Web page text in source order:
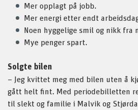
Mer opplagt på jobb.
Mer energi etter endt
Noen hyggelige smil og nikk fra
Mye penger spart.
Solgte bilen
– Jeg kvittet meg med bilen uten å
gått helt fint. Med periodebilletten
til slekt og familie i Malvik og